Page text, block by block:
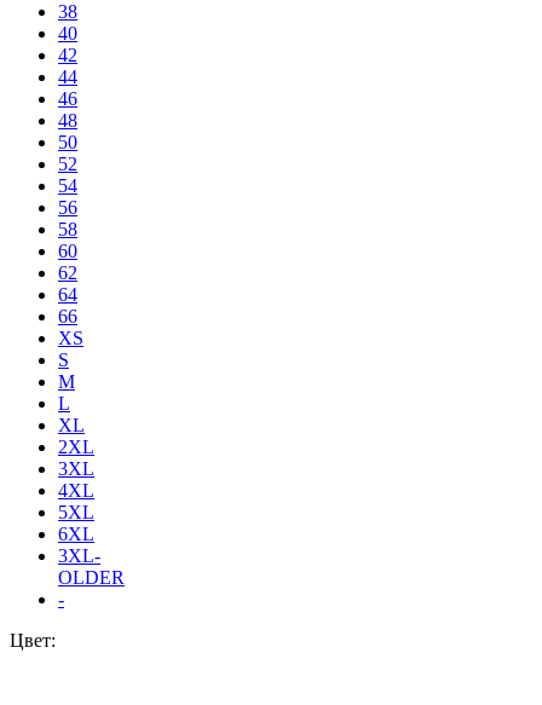
38
40
42
44
46
48
50
52
54
56
58
60
62
64
66
XS
S
M
L
XL
2XL
3XL
4XL
5XL
6XL
3XL-
OLDER
-
Цвет: